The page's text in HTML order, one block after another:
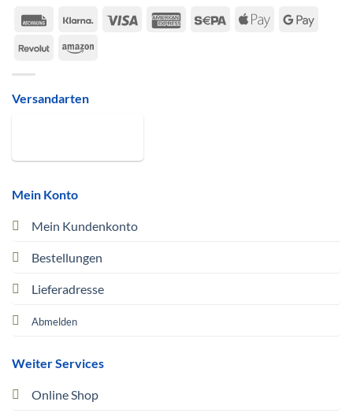
Mein Konto
Mein Kundenkonto
Bestellungen
Lieferadresse
Abmelden
Weiter Services
Online Shop
Rechung
Klarna Visa
American Sepa
Apple
Google
RevolutAmazon
Versandarten